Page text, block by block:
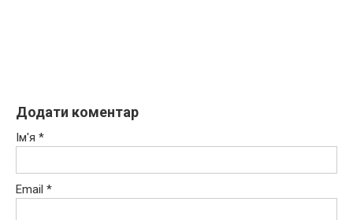
Додати коментар
Ім'я *
Email *